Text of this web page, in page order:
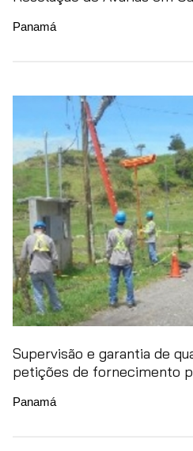
Panamá
Supervisão e garantia de
petições de fornecimento
Panamá